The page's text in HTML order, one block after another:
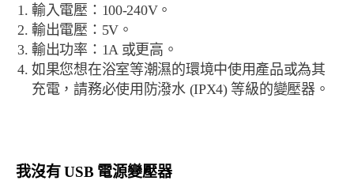
輸入電壓：100-240V。
輸出電壓：5V。
輸出功率：1A 或更高。
如果您想在浴室等潮濕的環境中使用產品或為其
充電，請務必使用防潑水 (IPX4) 等級的變壓器。
我沒有 USB 電源變壓器